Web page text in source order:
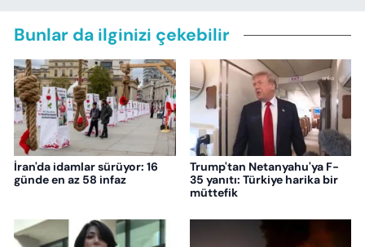
Bunlar da ilginizi çekebilir
İran'da idamlar sürüyor: 16
günde en az 58 infaz
Trump'tan Netanyahu'ya F-
35 yanıtı: Türkiye harika bir
müttefik